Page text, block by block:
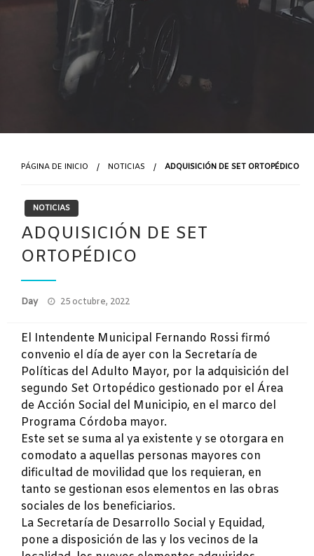
PÁGINA DE INICIO NOTICIAS ADQUISICIÓN DE SET ORTOPÉDICO
NOTICIAS
ADQUISICIÓN DE SET
ORTOPÉDICO
Day
Publicado
25 octubre, 2022
El Intendente Municipal Fernando Rossi firmó
convenio el día de ayer con la Secretaría de
Políticas del Adulto Mayor, por la adquisición del
segundo Set Ortopédico gestionado por el Área
de Acción Social del Municipio, en el marco del
Programa Córdoba mayor.
Este set se suma al ya existente y se otorgara en
comodato a aquellas personas mayores con
dificultad de movilidad que los requieran, en
tanto se gestionan esos elementos en las obras
sociales de los beneficiarios.
La Secretaría de Desarrollo Social y Equidad,
pone a disposición de las y los vecinos de la